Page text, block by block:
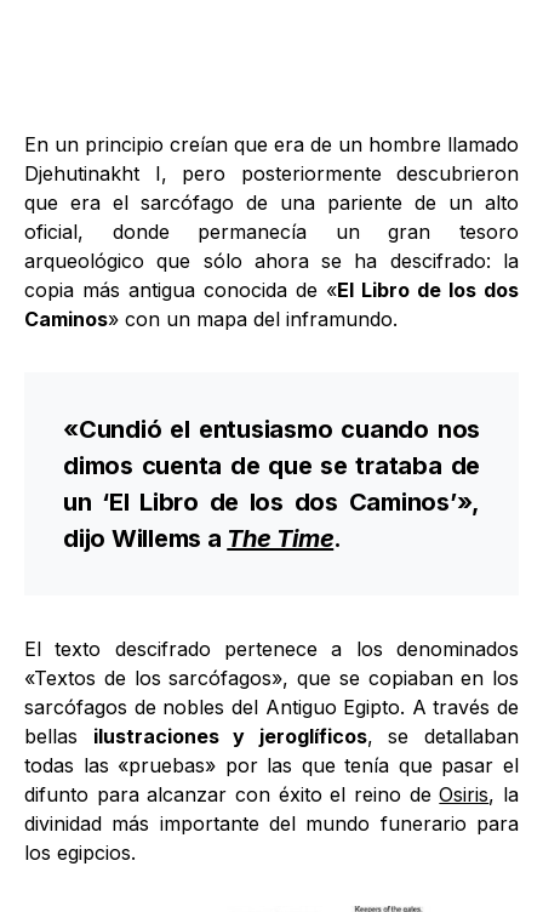
En un principio creían que era de un hombre llamado
Djehutinakht I, pero posteriormente descubrieron
que era el sarcófago de una pariente de un alto
oficial, donde permanecía un gran tesoro
arqueológico que sólo ahora se ha descifrado: la
copia más antigua conocida de «El Libro de los dos
Caminos» con un mapa del inframundo.
«Cundió el entusiasmo cuando nos
dimos cuenta de que se trataba de
un ‘El Libro de los dos Caminos’»,
dijo Willems a The Time.
El texto descifrado pertenece a los denominados
«Textos de los sarcófagos», que se copiaban en los
sarcófagos de nobles del Antiguo Egipto. A través de
bellas ilustraciones y jeroglíficos, se detallaban
todas las «pruebas» por las que tenía que pasar el
difunto para alcanzar con éxito el reino deOsiris, la
divinidad más importante del mundo funerario para
los egipcios.